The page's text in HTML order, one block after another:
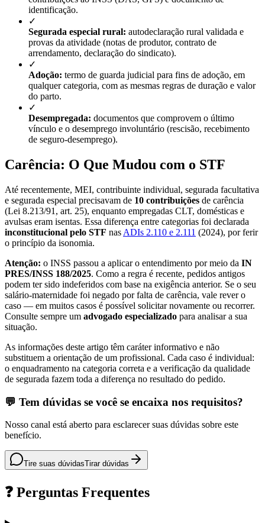
identificação.
✓
Segurada especial rural: autodeclaração rural validada e
provas da atividade (notas de produtor, contrato de
arrendamento, declaração do sindicato).
✓
Adoção: termo de guarda judicial para fins de adoção, em
qualquer categoria, com as mesmas regras de duração e valor
do parto.
✓
Desempregada: documentos que comprovem o último
vínculo e o desemprego involuntário (rescisão, recebimento
de seguro-desemprego).
Carência: O Que Mudou com o STF
Até recentemente, MEI, contribuinte individual, segurada facultativa
e segurada especial precisavam de 10 contribuições de carência
(Lei 8.213/91, art. 25), enquanto empregadas CLT, domésticas e
avulsas eram isentas. Essa diferença entre categorias foi declarada
inconstitucional pelo STF nas ADIs 2.110 e 2.111 (2024), por ferir
o princípio da isonomia.
Atenção: o INSS passou a aplicar o entendimento por meio da IN
PRES/INSS 188/2025. Como a regra é recente, pedidos antigos
podem ter sido indeferidos com base na exigência anterior. Se o seu
salário-maternidade foi negado por falta de carência, vale rever o
caso — em muitos casos é possível solicitar novamente ou recorrer.
Consulte sempre um advogado especializado para analisar a sua
situação.
As informações deste artigo têm caráter informativo e não
substituem a orientação de um profissional. Cada caso é individual:
o enquadramento na categoria correta e a verificação da qualidade
de segurada fazem toda a diferença no resultado do pedido.
💬 Tem dúvidas se você se encaixa nos requisitos?
Nosso canal está aberto para esclarecer suas dúvidas sobre este
benefício.
Tire suas dúvidasTirar dúvidas
❓ Perguntas Frequentes